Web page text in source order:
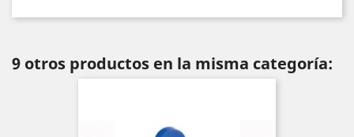
9 otros productos en la misma categoría: